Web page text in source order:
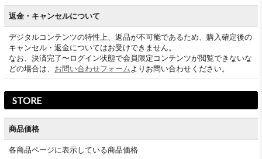
返金・キャンセルについて
デジタルコンテンツの特性上、返品が不可能であるため、購入確定後の
キャンセル・返金についてはお受けできません。
なお、決済完了〜ログイン状態で会員限定コンテンツが閲覧できないな
どの場合は、 お問い合わせフォームよりお問い合わせください。
STORE
商品価格
各商品ページに表示している商品価格